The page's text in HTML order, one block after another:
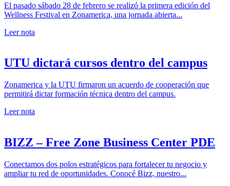
El pasado sábado 28 de febrero se realizó la primera edición del
Wellness Festival en Zonamerica, una jornada abierta...
Leer nota
UTU dictará cursos dentro del campus
Zonamerica y la UTU firmaron un acuerdo de cooperación que
permitirá dictar formación técnica dentro del campus.
Leer nota
BIZZ – Free Zone Business Center PDE
Conectamos dos polos estratégicos para fortalecer tu negocio y
ampliar tu red de oportunidades. Conocé Bizz, nuestro...